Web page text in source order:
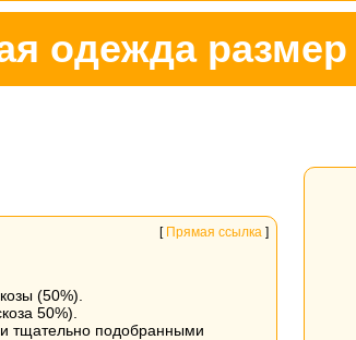
одежда
[ Прямая ссылка ]
(50%).
50%).
и тщательно подобранными